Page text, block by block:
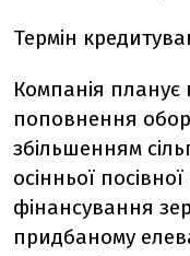
Термін
Компанія
поповнення
збільшенням
осінньої
фінансування
придбаному